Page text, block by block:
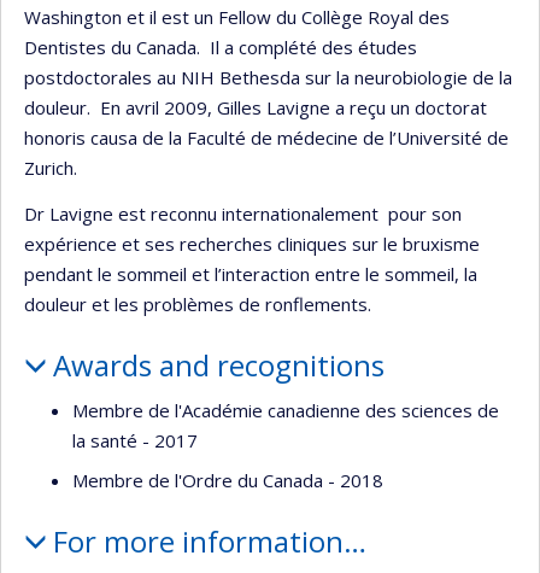
Washington et il est un Fellow du Collège Royal des
Dentistes du Canada. Il a complété des études
postdoctorales au NIH Bethesda sur la neurobiologie de la
douleur. En avril 2009, Gilles Lavigne a reçu un doctorat
honoris causa de la Faculté de médecine de l’Université de
Zurich.
Dr Lavigne est reconnu internationalement pour son
expérience et ses recherches cliniques sur le bruxisme
pendant le sommeil et l’interaction entre le sommeil, la
douleur et les problèmes de ronflements.
Awards and recognitions
Membre de l'Académie canadienne des sciences de
la santé - 2017
Membre de l'Ordre du Canada - 2018
For more information…